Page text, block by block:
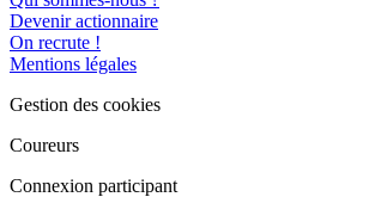
Devenir actionnaire
On recrute !
Mentions légales
Gestion des cookies
Coureurs
Connexion participant